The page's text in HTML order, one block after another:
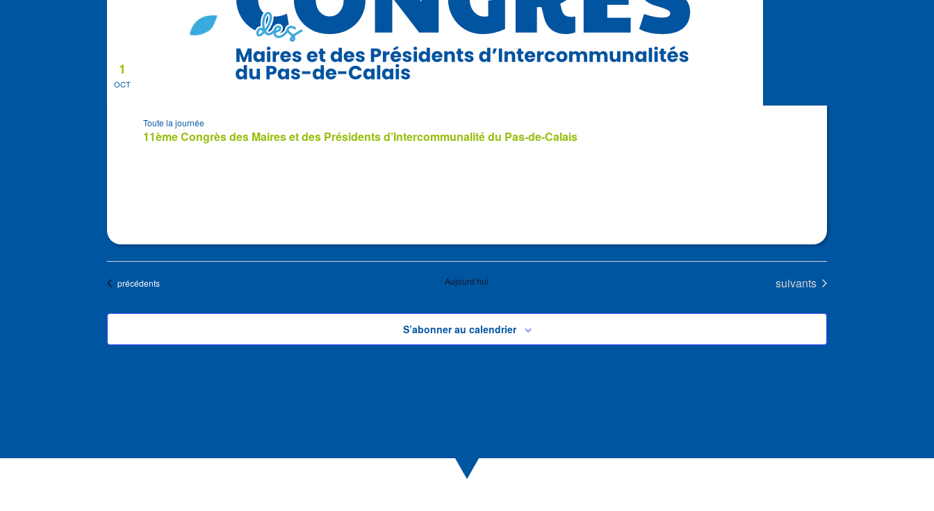
OCT
1
11ème Congrès des Maires et des Présidents d’Intercommunalité du Pas-de-Calais
Toute la journée
Évènements
précédents Aujourd’hui Évènements
suivants
S’abonner au calendrier